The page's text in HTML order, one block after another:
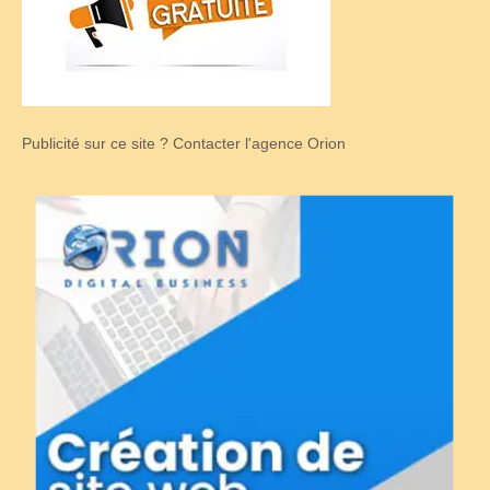
Publicité sur ce site ? Contacter l'agence Orion